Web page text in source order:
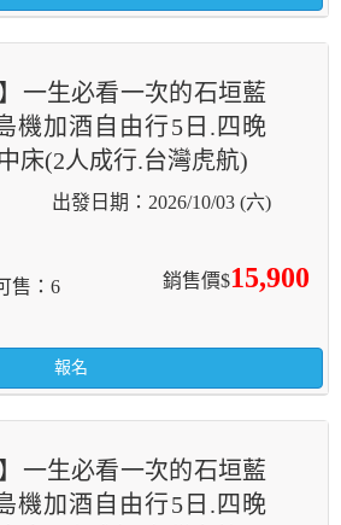
一生必看一次的石垣藍
機加酒自由行5日.四晚
床(2人成行.台灣虎航)
2026/10/03 (六)
銷售價$15,900
售 6
報名
一生必看一次的石垣藍
機加酒自由行5日.四晚